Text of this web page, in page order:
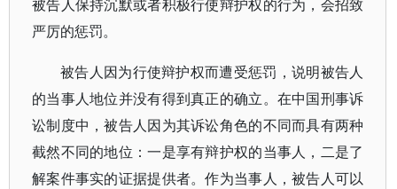
被告人保持沉默或者积极行使辩护权的行为，会招致
严厉的惩罚。
被告人因为行使辩护权而遭受惩罚，说明被告人
的当事人地位并没有得到真正的确立。在中国刑事诉
讼制度中，被告人因为其诉讼角色的不同而具有两种
截然不同的地位：一是享有辩护权的当事人，二是了
解案件事实的证据提供者。作为当事人，被告人可以